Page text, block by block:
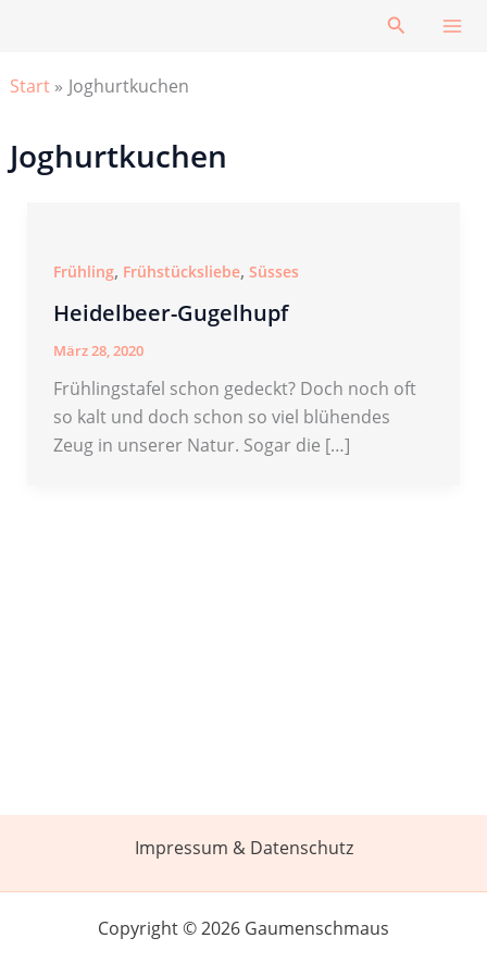
Suchen
Start Joghurtkuchen
Joghurtkuchen
Frühling, Frühstücksliebe, Süsses
Heidelbeer-Gugelhupf
März 28, 2020
Frühlingstafel schon gedeckt? Doch noch oft
so kalt und doch schon so viel blühendes
Zeug in unserer Natur. Sogar die […]
Impressum & Datenschutz
Copyright © 2026 Gaumenschmaus